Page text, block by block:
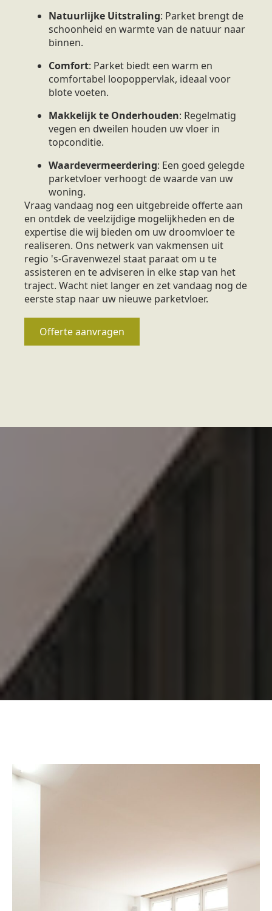
Natuurlijke Uitstraling: Parket brengt de
schoonheid en warmte van de natuur naar
binnen.
Comfort: Parket biedt een warm en
comfortabel loopoppervlak, ideaal voor
blote voeten.
Makkelijk te Onderhouden: Regelmatig
vegen en dweilen houden uw vloer in
topconditie.
Waardevermeerdering: Een goed gelegde
parketvloer verhoogt de waarde van uw
woning.
Vraag vandaag nog een uitgebreide offerte aan
en ontdek de veelzijdige mogelijkheden en de
expertise die wij bieden om uw droomvloer te
realiseren. Ons netwerk van vakmensen uit
regio 's-Gravenwezel staat paraat om u te
assisteren en te adviseren in elke stap van het
traject. Wacht niet langer en zet vandaag nog de
eerste stap naar uw nieuwe parketvloer.
Offerte aanvragen